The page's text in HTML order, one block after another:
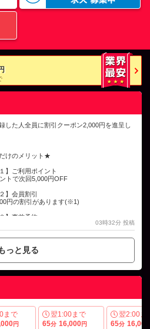
した人全員に割引クーポン2,000円を進呈し
けのメリット★
】ご利用ポイント
トで次回5,000円OFF
】会員割引
円の割引があります(※1)
】事前予約
】交通費サービス
区の出張交通費が無料になります(※2)
】特別イベント
の割引や特別イベントがあります
ミア以上の女性は対象外
マガの同時登録が条件
追加方法★
して公式LINEアカウントを登録してくださ
03時32分 投稿
っと見る
まで
円
翌1:00まで
65分 16,000円
翌2:00ま
65分 16,000